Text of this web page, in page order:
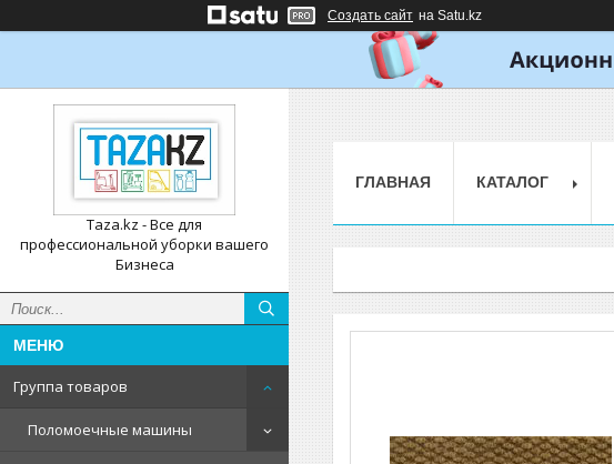
Создать сайт на Satu.kz
Taza.kz - Все для
профессиональной уборки вашего
Бизнеса
Группа товаров
Поломоечные машины
ГЛАВНАЯ КАТАЛОГ